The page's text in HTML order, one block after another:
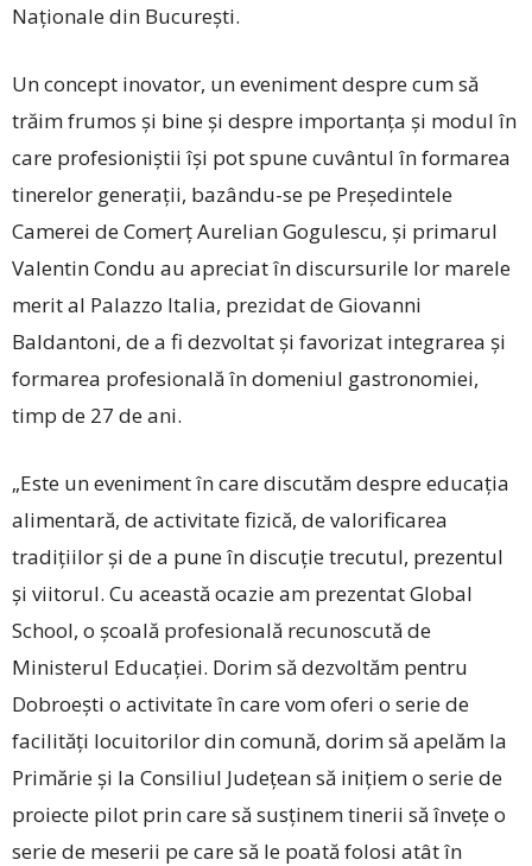
Naționale din București.
Un concept inovator, un eveniment despre cum să
trăim frumos și bine și despre importanța și modul în
care profesioniștii își pot spune cuvântul în formarea
tinerelor generații, bazându-se pe Președintele
Camerei de Comerț Aurelian Gogulescu, și primarul
Valentin Condu au apreciat în discursurile lor marele
merit al Palazzo Italia, prezidat de Giovanni
Baldantoni, de a fi dezvoltat și favorizat integrarea și
formarea profesională în domeniul gastronomiei,
timp de 27 de ani.
„Este un eveniment în care discutăm despre educația
alimentară, de activitate fizică, de valorificarea
tradițiilor și de a pune în discuție trecutul, prezentul
și viitorul. Cu această ocazie am prezentat Global
School, o școală profesională recunoscută de
Ministerul Educației. Dorim să dezvoltăm pentru
Dobroești o activitate în care vom oferi o serie de
facilități locuitorilor din comună, dorim să apelăm la
Primărie și la Consiliul Județean să inițiem o serie de
proiecte pilot prin care să susținem tinerii să învețe o
serie de meserii pe care să le poată folosi atât în